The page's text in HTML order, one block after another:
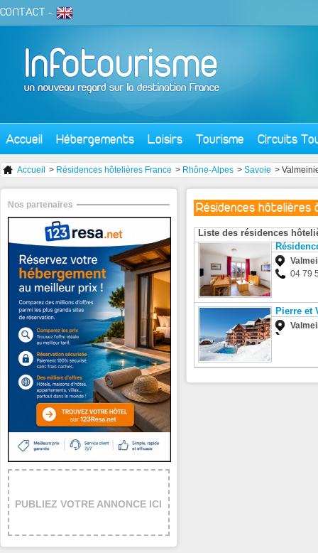
CONTACT -
Accueil Hébergements Loisirs Tourisme Circuits
Accueil > Résidences hôtelières France > Rhône-Alpes > Savoie >
Résidences hôtelières
Liste des résidences
04 79
Pierre et
Nos partenaires
PUBLIEZ VOTRE ANNONCE ICI